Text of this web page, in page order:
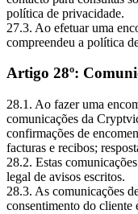
política de privacidade.
27.3. Ao efetuar uma
compreendeu a política
Artigo 28º:
28.1. Ao fazer uma
comunicações da
confirmações de
facturas e recibos;
28.2. Estas
legal de avisos escritos.
28.3. As comunicações
consentimento do cliente